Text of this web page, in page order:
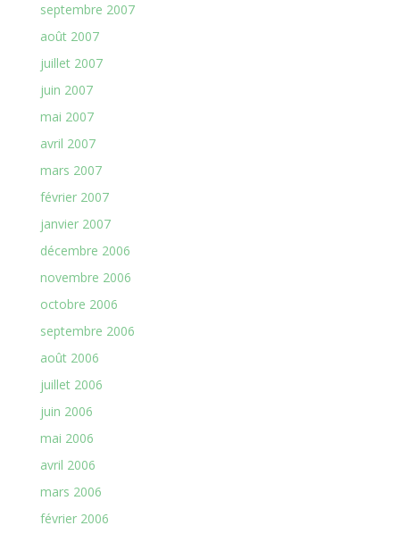
septembre 2007
août 2007
juillet 2007
juin 2007
mai 2007
avril 2007
mars 2007
février 2007
janvier 2007
décembre 2006
novembre 2006
octobre 2006
septembre 2006
août 2006
juillet 2006
juin 2006
mai 2006
avril 2006
mars 2006
février 2006